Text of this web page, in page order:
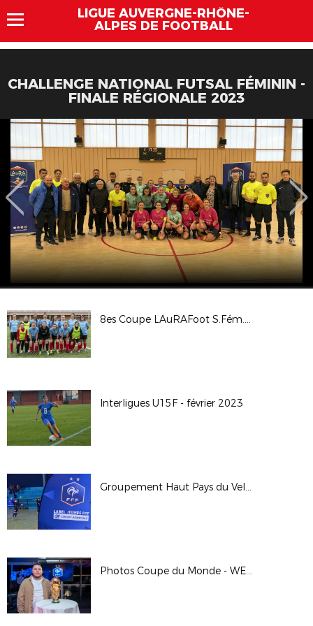
LIGUE AUVERGNE-RHÔNE-
ALPES DE FOOTBALL
CHALLENGE NATIONAL FUTSAL FÉMININ -
FINALE RÉGIONALE 2023
8es Coupe LAuRAFoot S.Fém. - AS Saint Martin en Haut - Sud Lyonnais 2013
Interligues U15F - février 2023
Groupement Haut Pays du Velay : remise régionale du label jeunes FFF Crédit Agricole
Photos Coupe du Monde - WE des Bénévoles à Clairefontaine - Janvier 2023